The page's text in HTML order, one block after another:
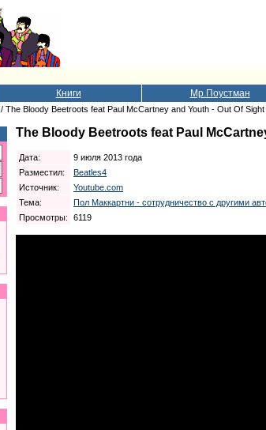
Книги Мр.Поустман
/ The Bloody Beetroots feat Paul McCartney and Youth - Out Of Sight
The Bloody Beetroots feat Paul
Дата:
9 июля 2013 года
Разместил:
Beatles4
Источник:
Youtube.com
Тема:
Пол Маккартни - сотрудничество с другими
Просмотры:
6119